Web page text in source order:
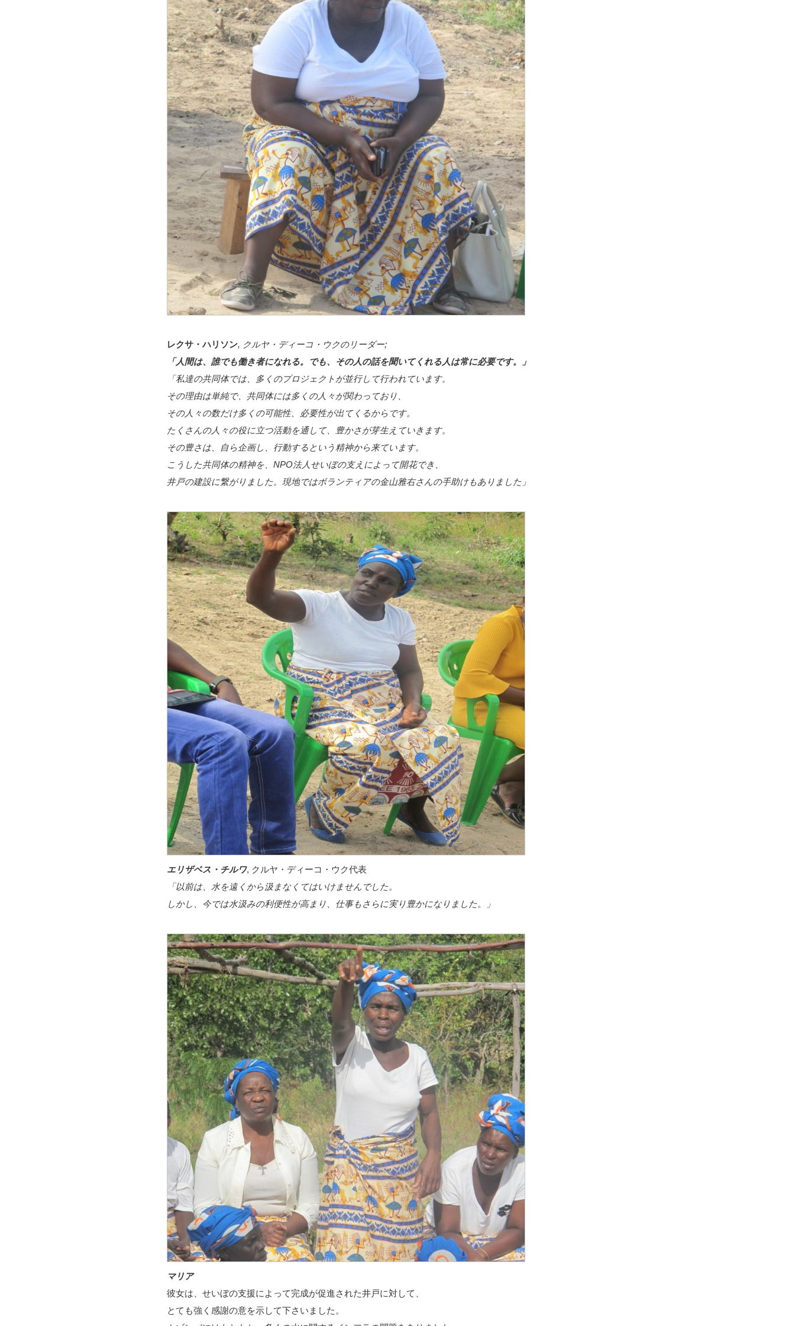
レクサ・ハリソン, クルヤ・ディーコ・ウクのリーダー;
「人間は、誰でも働き者になれる。でも、その人の話を聞いてくれる人は常に必要です。」
「私達の共同体では、多くのプロジェクトが並行して行われています。
その理由は単純で、共同体には多くの人々が関わっており、
その人々の数だけ多くの可能性、必要性が出てくるからです。
たくさんの人々の役に立つ活動を通して、豊かさが芽生えていきます。
その豊さは、自ら企画し、行動するという精神から来ています。
こうした共同体の精神を、NPO法人せいぼの支えによって開花でき、
井戸の建設に繋がりました。現地ではボランティアの金山雅右さんの手助けもありました」
エリザベス・チルワ, クルヤ・ディーコ・ウク代表
「以前は、水を遠くから汲まなくてはいけませんでした。
しかし、今では水汲みの利便性が高まり、仕事もさらに実り豊かになりました。」
マリア
彼女は、せいぼの支援によって完成が促進された井戸に対して、
とても強く感謝の意を示して下さいました。